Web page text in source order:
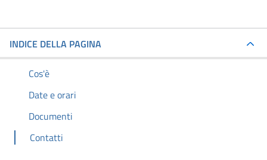
INDICE DELLA PAGINA
Cos'è
Date e orari
Documenti
Contatti